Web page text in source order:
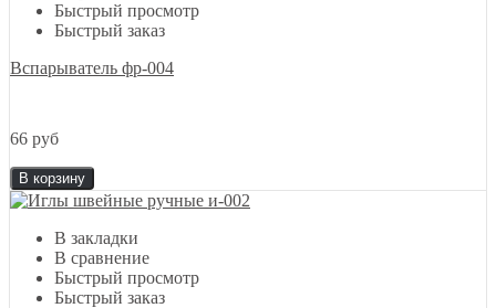
Быстрый просмотр
Быстрый заказ
Вспарыватель фр-004
66 руб
В корзину
В закладки
В сравнение
Быстрый просмотр
Быстрый заказ